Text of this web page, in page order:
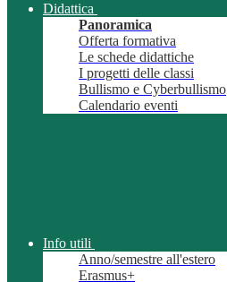
Didattica
Panoramica
Offerta formativa
Le schede didattiche
I progetti delle classi
Bullismo e Cyberbullismo
Calendario eventi
Info utili
Anno/semestre all'estero
Erasmus+